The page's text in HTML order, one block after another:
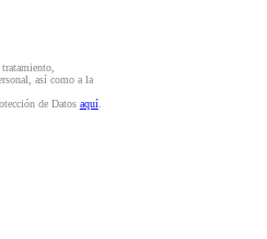
así como a la
de Datos aquí.